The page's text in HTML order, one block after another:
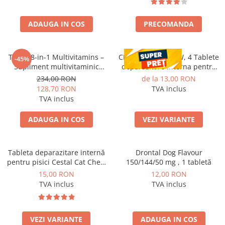
ADAUGA IN COS PRECOMANDA
-45%
Tipaw 8-in-1 Multivitamins –
Supliment multivitaminic
complet pentru câini, 60 de
comprimate masticabile moi,
Complex 8-în-1 cu vitamine,
minerale și nutrienți esențiali
pentru energie, imunitate și s
234,00 RON
128,70 RON
TVA inclus
ADAUGA IN COS
CESTAL PLUS CHEW, 4 Tablete
deparazitare interna pentru
caini
de la 13,00 RON
TVA inclus
VEZI VARIANTE
Tableta deparazitare internă
pentru pisici Cestal Cat Chew
2 comprimate
15,00 RON
TVA inclus
VEZI VARIANTE
Drontal Dog Flavour
150/144/50 mg , 1 tabletă
12,00 RON
TVA inclus
ADAUGA IN COS